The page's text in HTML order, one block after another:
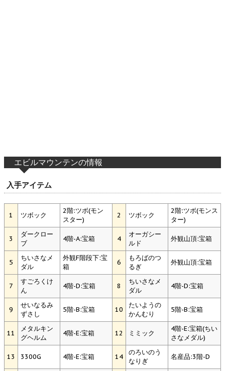
エビルマウンテンの情報
入手アイテム
1 ツボック
2階:ツボ(モン
スター)
2 ツボック
2階:ツボ(モンス
ター)
3
ダークロー
ブ
4階-A:宝箱 4
オーガシー
ルド
外観山頂:宝箱
5
ちいさなメ
ダル
外観F階段下:宝
箱
6
もろばのつ
るぎ
外観山頂:宝箱
7
すごろくけ
ん
4階-D:宝箱 8
ちいさなメ
ダル
4階-D:宝箱
9
せいなるみ
ずさし
5階-B:宝箱 10
たいようの
かんむり
5階-B:宝箱
11
メタルキン
グヘルム
4階-E:宝箱 12 ミミック
4階-E:宝箱(ちい
さなメダル)
13 3300G 4階-E:宝箱 14
のろいのう
なりぎ
名産品:3階-D